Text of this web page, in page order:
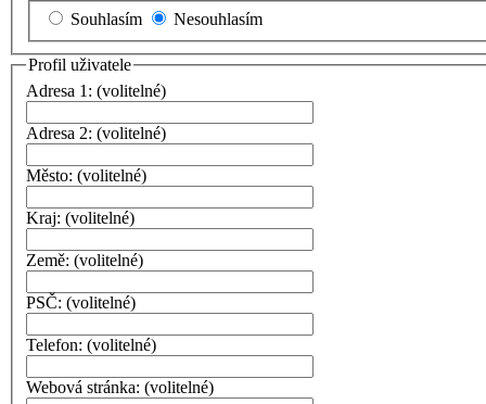
Souhlasím
Nesouhlasím
Profil uživatele
Adresa 1: (volitelné)
Adresa 2: (volitelné)
Město: (volitelné)
Kraj: (volitelné)
Země: (volitelné)
PSČ: (volitelné)
Telefon: (volitelné)
Webová stránka: (volitelné)